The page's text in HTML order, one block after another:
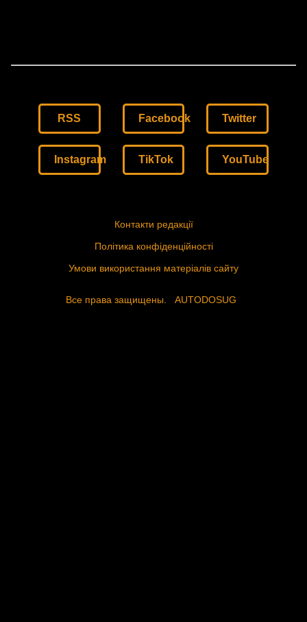
RSS Facebook Twitter
Instagram TikTok YouTube
Контакти редакції
Політика конфіденційності
Умови використання матеріалів сайту
Все права защищены. AUTODOSUG